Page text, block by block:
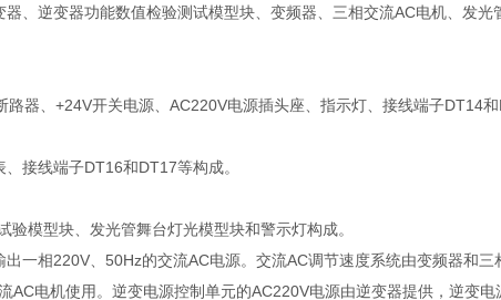
、逆变器功能数值检验测试模型块、变频器、三相交流AC电机、发
器、+24V开关电源、AC220V电源插头座、指示灯、接线端子DT14和
接线端子DT16和DT17等构成。
模型块、发光管舞台灯光模型块和警示灯构成。
一相220V、50Hz的交流AC电源。交流AC调节速度系统由变频器和
电机使用。逆变电源控制单元的AC220V电源由逆变器提供，逆变